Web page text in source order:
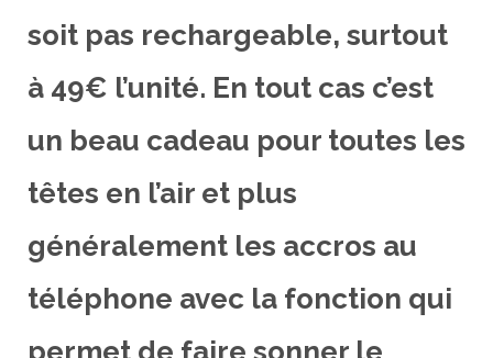
soit pas rechargeable, surtout
à 49€ l’unité. En tout cas c’est
un beau cadeau pour toutes les
têtes en l’air et plus
généralement les accros au
téléphone avec la fonction qui
permet de faire sonner le